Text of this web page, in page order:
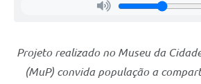
Projeto realizado no Museu da
(MuP) convida população a